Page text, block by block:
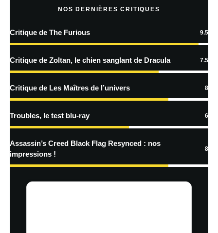
En savoir
traitées
NOS DERNIÈRES CRITIQUES
Critique de The Furious 9.5
Critique de Zoltan, le chien sanglant de Dracula 7.5
Critique de Les Maîtres de l’univers 8
Troubles, le test blu-ray 6
Assassin’s Creed Black Flag Resynced : nos
impressions !
8